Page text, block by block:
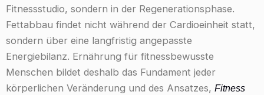
Fitnessstudio, sondern in der Regenerationsphase.
Fettabbau findet nicht während der Cardioeinheit statt,
sondern über eine langfristig angepasste
Energiebilanz. Ernährung für fitnessbewusste
Menschen bildet deshalb das Fundament jeder
körperlichen Veränderung und des Ansatzes, Fitness